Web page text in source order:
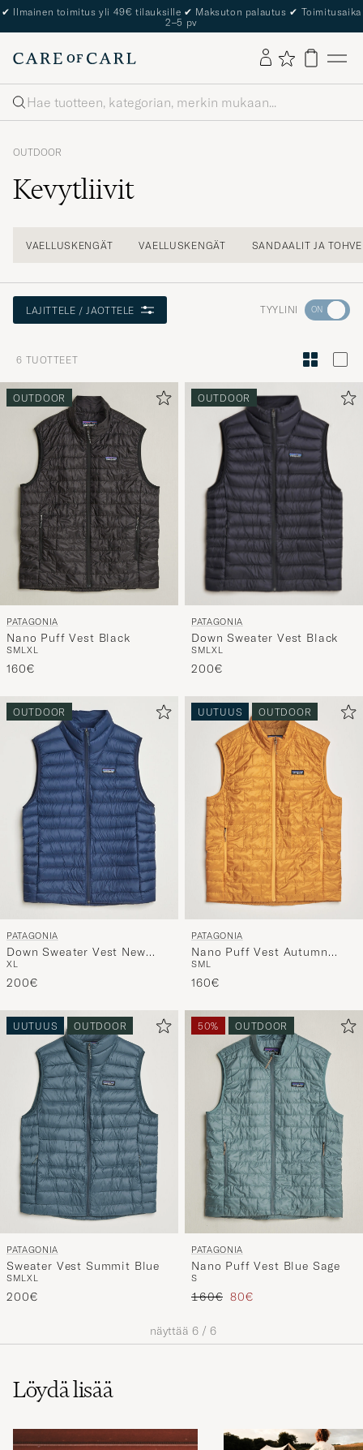
✔ Ilmainen toimitus yli 49€ tilauksille ✔ Maksuton palautus ✔ Toimitusaika
2–5 pv
Haku
OUTDOOR
Kevytliivit
VAELLUSKENGÄT VAELLUSKENGÄT SANDAALIT JA
LAJITTELE / JAOTTELE TYYLINI
Aktivoi
tyylini
ja
saat
omaan
tyyliisi
sopivan
lajittelun
tuotteille
6 TUOTTEET
OUTDOOR
PATAGONIA
Nano Puff Vest Black
SMLXL
160€
OUTDOOR
PATAGONIA
Down Sweater Vest Black
SMLXL
200€
OUTDOOR
PATAGONIA
Down Sweater Vest New
Navy
XL
200€
UUTUUS OUTDOOR
PATAGONIA
Nano Puff Vest Autumn
Orange
SML
160€
UUTUUS OUTDOOR
PATAGONIA
Sweater Vest Summit Blue
SMLXL
200€
50% OUTDOOR
PATAGONIA
Nano Puff Vest Blue Sage
S
Tavallinen hinta
160€ Alennettu hinta
80€
näyttää 6 / 6
Löydä lisää